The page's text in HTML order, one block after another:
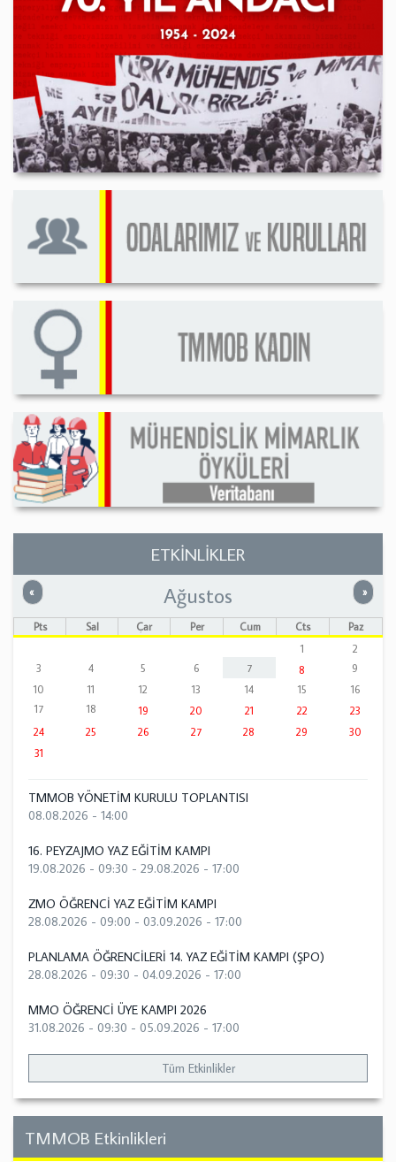
ETKİNLİKLER
« Önceki »
Ağustos
Pts Sal Çar Per Cum Cts
Paz
1
2
3
4 5 6 7 8
9
10
11 12 13 14 15
16
17
18 19 20 21 22
23
24
25 26 27 28 29
30
31
TMMOB YÖNETİM KURULU TOPLANTISI
08.08.2026 - 14:00
16. PEYZAJMO YAZ EĞİTİM KAMPI
19.08.2026 - 09:30 - 29.08.2026 - 17:00
ZMO ÖĞRENCİ YAZ EĞİTİM KAMPI
28.08.2026 - 09:00 - 03.09.2026 - 17:00
PLANLAMA ÖĞRENCİLERİ 14. YAZ EĞİTİM KAMPI (ŞPO)
28.08.2026 - 09:30 - 04.09.2026 - 17:00
MMO ÖĞRENCİ ÜYE KAMPI 2026
31.08.2026 - 09:30 - 05.09.2026 - 17:00
Tüm Etkinlikler
TMMOB Etkinlikleri